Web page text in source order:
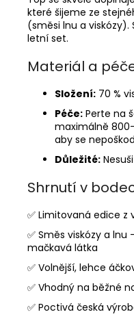
které šijeme ze
(směsi lnu a
letní set.
Materiál a
Složení: 70 %
Péče: Perte na
maximálně
aby se
Důležité:
Shrnutí v
✅ Limitovaná edice
✅ Směs viskózy a
mačkavá látka
✅ Volnější, lehce
✅ Vhodný na běžné
✅ Poctivá česká